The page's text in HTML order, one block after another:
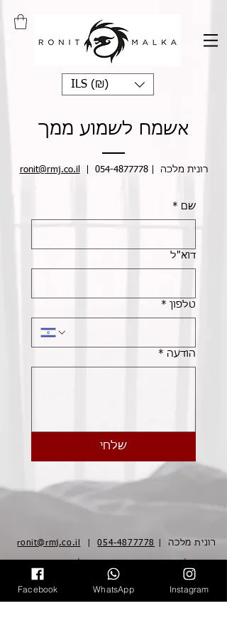
ILS (₪)
אשמח לשמוע ממך
רונית מלכה | ronit@rmj.co.il 054-4877778
שם *
דוא"ל
טלפון *
הודעה *
שלחי
רונית מלכה | ronit@rmj.co.il |054-4877778
חנות|איך מודדים טבעת|תנאי שימוש
הצהרת נגישות
Facebook
WhatsApp Instagram